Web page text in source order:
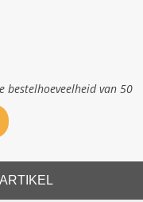
van 50